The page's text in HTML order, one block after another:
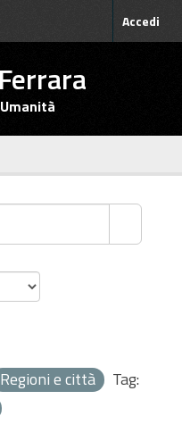
Accedi
Regioni e città
Tag: